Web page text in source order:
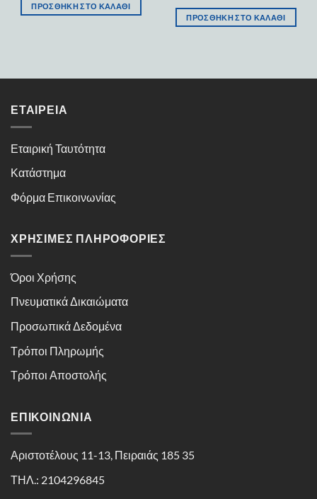
ΠΡΟΣΘΉΚΗ ΣΤΟ ΚΑΛΆΘΙ
ΠΡΟΣΘΉΚΗ ΣΤΟ ΚΑΛΆΘΙ
ΕΤΑΙΡΕΊΑ
Εταιρική Ταυτότητα
Κατάστημα
Φόρμα Επικοινωνίας
ΧΡΉΣΙΜΕΣ ΠΛΗΡΟΦΟΡΊΕΣ
Όροι Χρήσης
Πνευματικά Δικαιώματα
Προσωπικά Δεδομένα
Τρόποι Πληρωμής
Τρόποι Αποστολής
ΕΠΙΚΟΙΝΩΝΊΑ
Αριστοτέλους 11-13, Πειραιάς 185 35
ΤΗΛ.: 2104296845